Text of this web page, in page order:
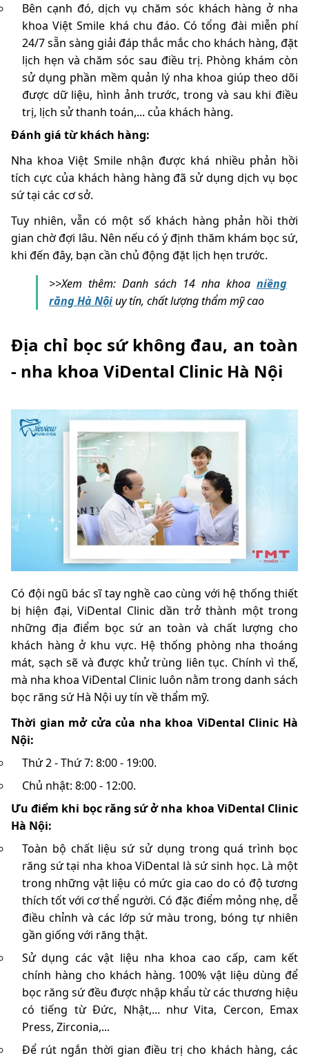
Bên cạnh đó, dịch vụ chăm sóc khách hàng ở nha
khoa Việt Smile khá chu đáo. Có tổng đài miễn phí
24/7 sẵn sàng giải đáp thắc mắc cho khách hàng, đặt
lịch hẹn và chăm sóc sau điều trị. Phòng khám còn
sử dụng phần mềm quản lý nha khoa giúp theo dõi
được dữ liệu, hình ảnh trước, trong và sau khi điều
trị, lịch sử thanh toán,... của khách hàng.
Đánh giá từ khách hàng:
Nha khoa Việt Smile nhận được khá nhiều phản hồi
tích cực của khách hàng hàng đã sử dụng dịch vụ bọc
sứ tại các cơ sở.
Tuy nhiên, vẫn có một số khách hàng phản hồi thời
gian chờ đợi lâu. Nên nếu có ý định thăm khám bọc sứ,
khi đến đây, bạn cần chủ động đặt lịch hẹn trước.
>>Xem thêm: Danh sách 14 nha khoa niềng
răng Hà Nộiuy tín, chất lượng thẩm mỹ cao
Địa chỉ bọc sứ không đau, an toàn
- nha khoa ViDental Clinic Hà Nội
Có đội ngũ bác sĩ tay nghề cao cùng với hệ thống thiết
bị hiện đại, ViDental Clinic dần trở thành một trong
những địa điểm bọc sứ an toàn và chất lượng cho
khách hàng ở khu vực. Hệ thống phòng nha thoáng
mát, sạch sẽ và được khử trùng liên tục. Chính vì thế,
mà nha khoa ViDental Clinic luôn nằm trong danh sách
bọc răng sứ Hà Nội uy tín về thẩm mỹ.
Thời gian mở cửa của nha khoa ViDental Clinic Hà
Nội:
Thứ 2 - Thứ 7: 8:00 - 19:00.
Chủ nhật: 8:00 - 12:00.
Ưu điểm khi bọc răng sứ ở nha khoa ViDental Clinic
Hà Nội:
Toàn bộ chất liệu sứ sử dụng trong quá trình bọc
răng sứ tại nha khoa ViDental là sứ sinh học. Là một
trong những vật liệu có mức gia cao do có độ tương
thích tốt với cơ thể người. Có đặc điểm mỏng nhẹ, dễ
điều chỉnh và các lớp sứ màu trong, bóng tự nhiên
gần giống với răng thật.
Sử dụng các vật liệu nha khoa cao cấp, cam kết
chính hàng cho khách hàng. 100% vật liệu dùng để
bọc răng sứ đều được nhập khẩu từ các thương hiệu
có tiếng từ Đức, Nhật,... như Vita, Cercon, Emax
Press, Zirconia,...
Để rút ngắn thời gian điều trị cho khách hàng, các